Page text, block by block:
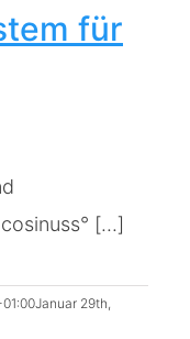
für
[...]
Januar 29th,